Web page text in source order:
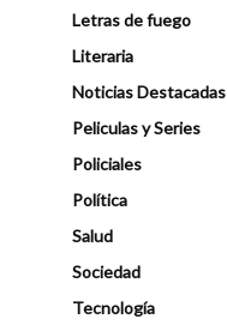
Letras de fuego
Literaria
Noticias Destacadas
Peliculas y Series
Policiales
Política
Salud
Sociedad
Tecnología